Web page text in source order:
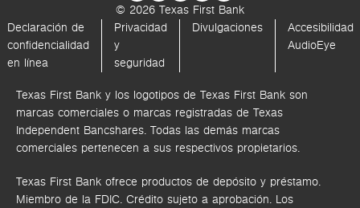
© 2026 Texas First Bank
Declaración de
confidencialidad
en línea
Privacidad
y
seguridad
Divulgaciones
Accesibilidad
AudioEye
Texas First Bank y los logotipos de Texas First Bank son
marcas comerciales o marcas registradas de Texas
Independent Bancshares. Todas las demás marcas
comerciales pertenecen a sus respectivos propietarios.
Texas First Bank ofrece productos de depósito y préstamo.
Miembro de la FDIC. Crédito sujeto a aprobación. Los